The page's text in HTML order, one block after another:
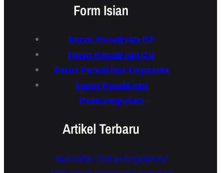
Form Isian
Form Pendirian PT
Form Pendirian CV
Form Pendirian Yayasan
Form Pendirian
Perkumpulan
Artikel Terbaru
Apostille: Solusi Legalisasi